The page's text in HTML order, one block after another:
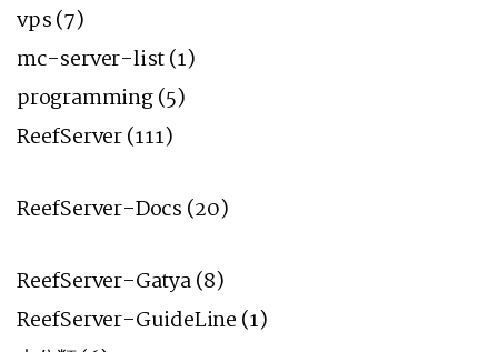
vps(7)
mc-server-list(1)
programming(5)
ReefServer(111)
ReefServer-Docs (20)
ReefServer-Gatya(8)
ReefServer-GuideLine (1)